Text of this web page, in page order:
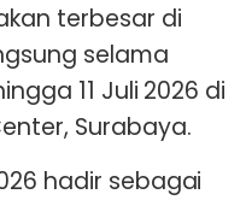
terbesar di
selama
11 Juli 2026 di
Surabaya.
hadir sebagai